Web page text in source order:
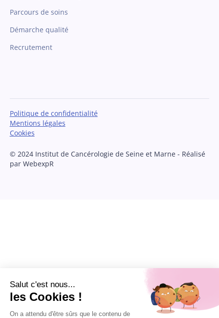
Parcours de soins
Démarche qualité
Recrutement
© 2024 Institut de Cancérologie de Seine et Marne - Réalisé
par WebexpR
Politique de confidentialité
Mentions légales
Cookies